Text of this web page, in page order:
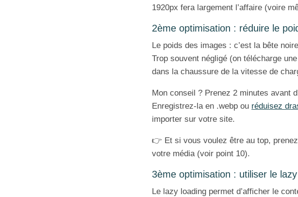
1920px fera largement l’affaire (voire
2ème optimisation : réduire le
Le poids des images : c’est la bête
Trop souvent négligé (on télécharge
dans la chaussure de la vitesse de
Mon conseil ? Prenez 2 minutes avant
Enregistrez-la en .webp ou réduisez
importer sur votre site.
👉 Et si vous voulez être au top,
votre média (voir point 10).
3ème optimisation : utiliser le
Le lazy loading permet d’afficher le